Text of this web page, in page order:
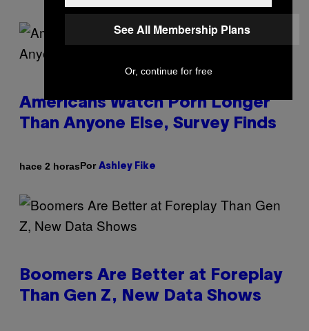
Americans Watch Porn Longer
Than Anyone Else, Survey Finds
hace 2 horasPor Ashley Fike
Boomers Are Better at Foreplay
Than Gen Z, New Data Shows
See All Membership Plans
Or, continue for free